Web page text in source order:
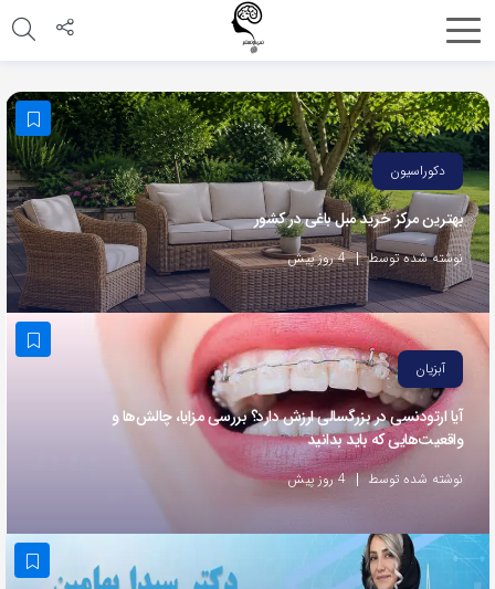
اشتراک
با
استفاده
از
روش‌های
زیر
می‌توانید
این
صفحه
دوستان
خود
اشتراک
بگذارید.
دکوراسیون
بهترین مرکز خرید مبل باغی در کشور
نوشته شده توسط 4 روز پیش
آبزیان
آیا ارتودنسی در بزرگسالی ارزش دارد؟ بررسی مزایا، چالش‌ها و
واقعیت‌هایی که باید بدانید
نوشته شده توسط 4 روز پیش